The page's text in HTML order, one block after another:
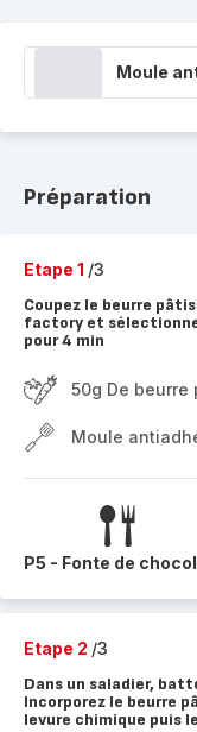
Moule
Préparation
Etape 1 /3
Coupez le beurre
factory et
pour 4 min
50g De beurre
Moule
P5 - Fonte de
Etape 2 /3
Dans un saladier,
Incorporez le beurre
levure chimique puis